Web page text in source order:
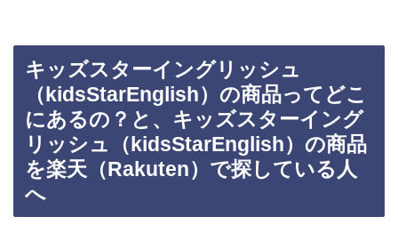
キッズスターイングリッシュ
（kidsStarEnglish）の商品ってどこ
にあるの？と、キッズスターイング
リッシュ（kidsStarEnglish）の商品
を楽天（Rakuten）で探している人
へ